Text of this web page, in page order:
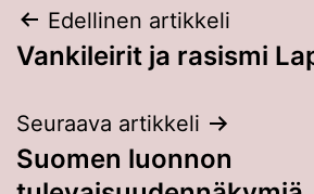
Artikkelien
selaus
Edellinen artikkeli
Vankileirit ja rasismi
Seuraava artikkeli
Suomen luonnon